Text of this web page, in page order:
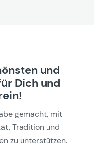
und
Dich und
gemacht, mit
Tradition und
zu unterstützen.